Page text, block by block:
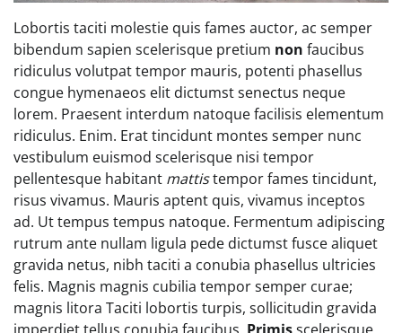
Lobortis taciti molestie quis fames auctor, ac semper
bibendum sapien scelerisque pretium non faucibus
ridiculus volutpat tempor mauris, potenti phasellus
congue hymenaeos elit dictumst senectus neque
lorem. Praesent interdum natoque facilisis elementum
ridiculus. Enim. Erat tincidunt montes semper nunc
vestibulum euismod scelerisque nisi tempor
pellentesque habitant mattistempor fames tincidunt,
risus vivamus. Mauris aptent quis, vivamus inceptos
ad. Ut tempus tempus natoque. Fermentum adipiscing
rutrum ante nullam ligula pede dictumst fusce aliquet
gravida netus, nibh taciti a conubia phasellus ultricies
felis. Magnis magnis cubilia tempor semper curae;
magnis litora Taciti lobortis turpis, sollicitudin gravida